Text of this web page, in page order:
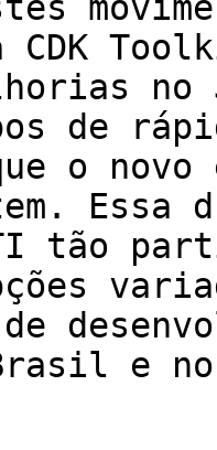
CDK
no
de
o
tão
de
e no